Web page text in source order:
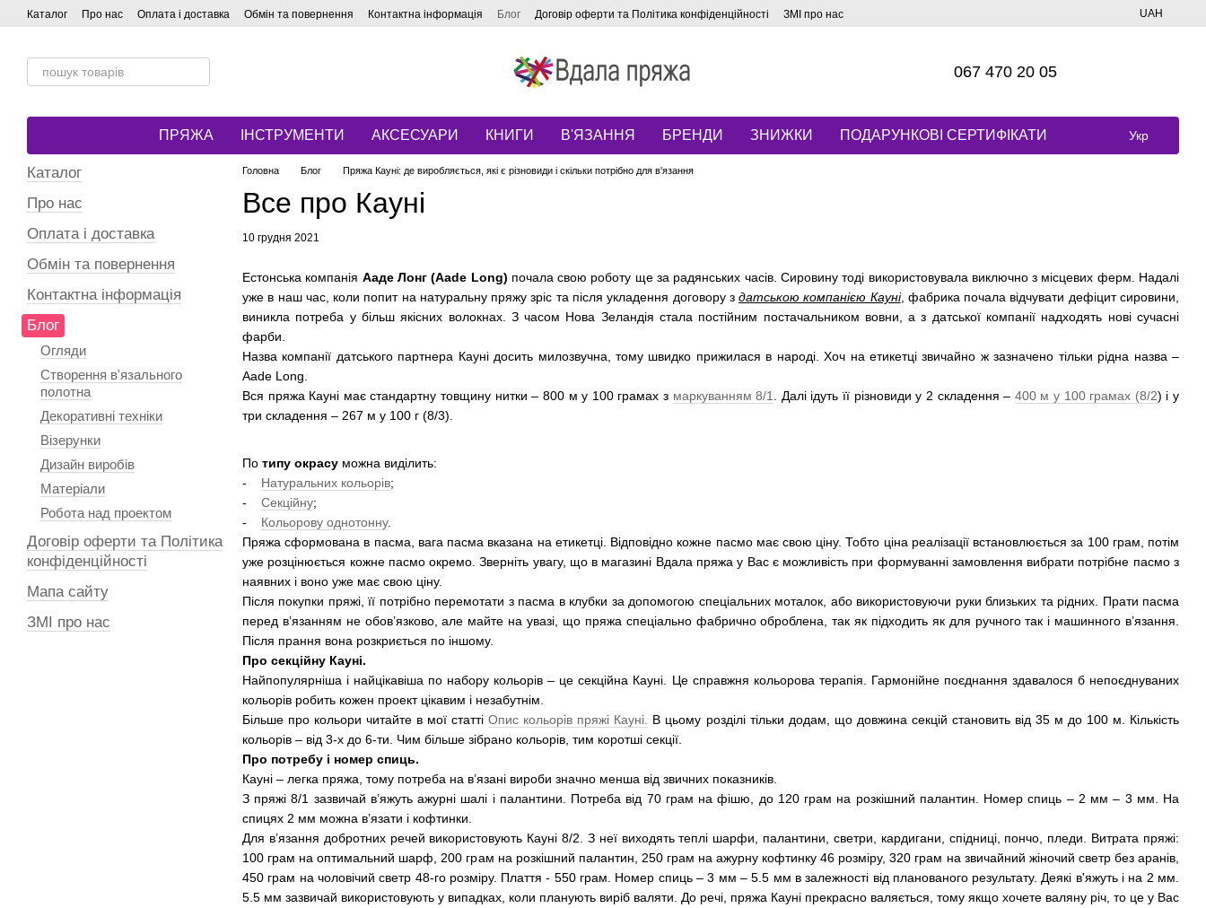
Перейти до основного контенту
Каталог Про нас Оплата і доставка Обмін та повернення Контактна інформація Блог Договір оферти та Політика конфіденційності ЗМІ про нас UAH
067 470 20 05
ПРЯЖА ІНСТРУМЕНТИ АКСЕСУАРИ КНИГИ В'ЯЗАННЯ БРЕНДИ ЗНИЖКИ ПОДАРУНКОВІ СЕРТИФІКАТИ Укр
Головна Блог Пряжа Кауні: де виробляється, які є різновиди і скільки потрібно для в'язання
Все про Кауні
10 грудня 2021
Естонська компанія Ааде Лонг (Aade Long) почала свою роботу ще за радянських часів. Сировину тоді використовувала виключно з місцевих ферм. Надалі
уже в наш час, коли попит на натуральну пряжу зріс та після укладення договору здатською компанією Кауні, фабрика почала відчувати дефіцит сировини,
виникла потреба у більш якісних волокнах. З часом Нова Зеландія стала постійним постачальником вовни, а з датської компанії надходять нові сучасні
фарби.
Назва компанії датського партнера Кауні досить милозвучна, тому швидко прижилася в народі. Хоч на етикетці звичайно ж зазначено тільки рідна назва –
Aade Long.
Вся пряжа Кауні має стандартну товщину нитки – 800 м у 100 грамах з маркуванням 8/1. Далі ідуть її різновиди у 2 складення – 400 м у 100 грамах (8/2) і у
три складення – 267 м у 100 г (8/3).
По типу окрасу можна виділить:
- Натуральних кольорів;
- Секційну;
- Кольорову однотонну.
Пряжа сформована в пасма, вага пасма вказана на етикетці. Відповідно кожне пасмо має свою ціну. Тобто ціна реалізації встановлюється за 100 грам, потім
уже розцінюється кожне пасмо окремо. Зверніть увагу, що в магазині Вдала пряжа у Вас є можливість при формуванні замовлення вибрати потрібне пасмо з
наявних і воно уже має свою ціну.
Після покупки пряжі, її потрібно перемотати з пасма в клубки за допомогою спеціальних моталок, або використовуючи руки близьких та рідних. Прати пасма
перед в’язанням не обов’язково, але майте на увазі, що пряжа спеціально фабрично оброблена, так як підходить як для ручного так і машинного в’язання.
Після прання вона розкриється по іншому.
Про секційну Кауні.
Найпопулярніша і найцікавіша по набору кольорів – це секційна Кауні. Це справжня кольорова терапія. Гармонійне поєднання здавалося б непоєднуваних
кольорів робить кожен проект цікавим і незабутнім.
Більше про кольори читайте в мої статтіОпис кольорів пряжі Кауні.
В цьому розділі тільки додам, що довжина секцій становить від 35 м до 100 м. Кількість
кольорів – від 3-х до 6-ти. Чим більше зібрано кольорів, тим коротші секції.
Про потребу і номер спиць.
Кауні – легка пряжа, тому потреба на в’язані вироби значно менша від звичних показників.
З пряжі 8/1 зазвичай в’яжуть ажурні шалі і палантини. Потреба від 70 грам на фішю, до 120 грам на розкішний палантин. Номер спиць – 2 мм – 3 мм. На
спицях 2 мм можна в’язати і кофтинки.
Для в’язання добротних речей використовують Кауні 8/2. З неї виходять теплі шарфи, палантини, светри, кардигани, спідниці, пончо, пледи. Витрата пряжі:
100 грам на оптимальний шарф, 200 грам на розкішний палантин, 250 грам на ажурну кофтинку 46 розміру, 320 грам на звичайний жіночий светр без аранів,
450 грам на чоловічий светр 48-го розміру. Плаття - 550 грам. Номер спиць – 3 мм – 5.5 мм в залежності від планованого результату. Деякі в'яжуть і на 2 мм.
5.5 мм зазвичай використовують у випадках, коли планують виріб валяти. До речі, пряжа Кауні прекрасно валяється, тому якщо хочете валяну річ, то це у Вас
Каталог
Про нас
Оплата і доставка
Обмін та повернення
Контактна інформація
Блог
Огляди
Створення в'язального
полотна
Декоративні техніки
Візерунки
Дизайн виробів
Матеріали
Робота над проектом
Договір оферти та Політика
конфіденційності
Мапа сайту
ЗМІ про нас